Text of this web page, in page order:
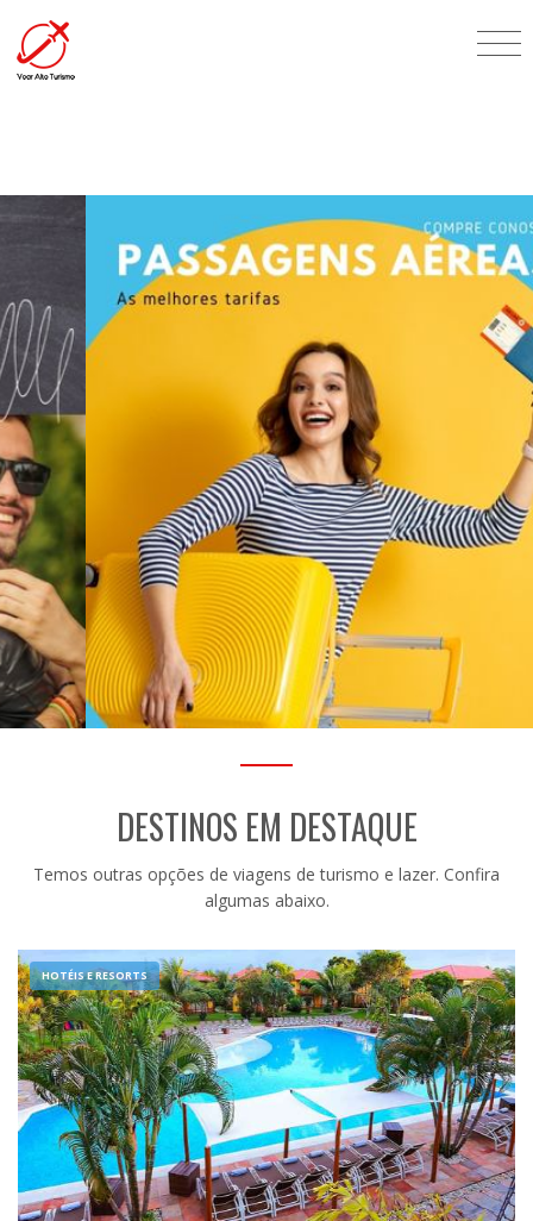
DESTINOS EM DESTAQUE
Temos outras opções de viagens de turismo e lazer. Confira
algumas abaixo.
HOTÉIS E RESORTS